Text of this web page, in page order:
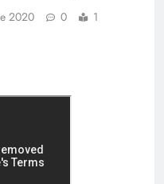
2020 0
1